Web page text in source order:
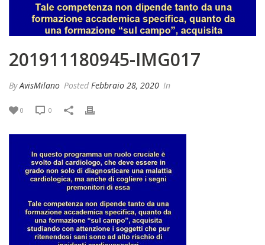
201911180945-IMG017
ByAvisMilano Posted Febbraio 28, 2020 In
0 0